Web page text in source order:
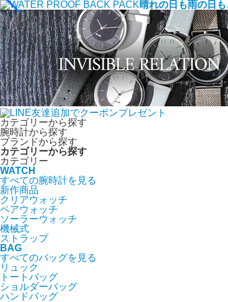
晴れの日も雨の日
カテゴリーから探す
腕時計から探す
ブランドから探す
カテゴリーから探す
カテゴリー
WATCH
すべての腕時計を見る
新作商品
クリアウォッチ
ペアウォッチ
ソーラーウォッチ
機械式
ストラップ
BAG
すべてのバッグを見る
リュック
トートバッグ
ショルダーバッグ
ハンドバッグ